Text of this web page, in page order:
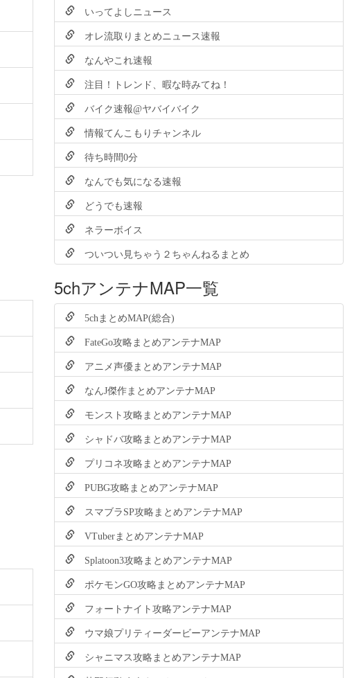
いってよしニュース
オレ流取りまとめニュース速報
なんやこれ速報
注目！トレンド、暇な時みてね！
バイク速報@ヤバイバイク
情報てんこもりチャンネル
待ち時間0分
なんでも気になる速報
どうでも速報
ネラーボイス
ついつい見ちゃう２ちゃんねるまとめ
5chアンテナMAP一覧
5chまとめMAP(総合)
FateGo攻略まとめアンテナMAP
アニメ声優まとめアンテナMAP
なんJ傑作まとめアンテナMAP
モンスト攻略まとめアンテナMAP
シャドバ攻略まとめアンテナMAP
プリコネ攻略まとめアンテナMAP
PUBG攻略まとめアンテナMAP
スマブラSP攻略まとめアンテナMAP
VTuberまとめアンテナMAP
Splatoon3攻略まとめアンテナMAP
ポケモンGO攻略まとめアンテナMAP
フォートナイト攻略アンテナMAP
ウマ娘プリティーダービーアンテナMAP
シャニマス攻略まとめアンテナMAP